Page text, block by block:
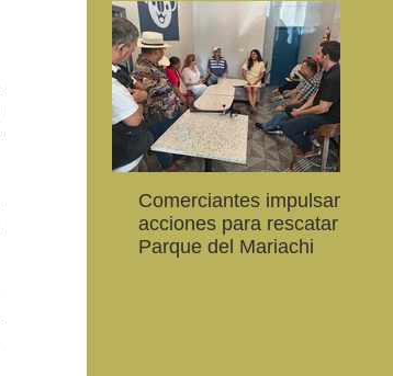
oferta
gratuito de
Convocan a niños, niñas
y jóvenes a crear la
conservación de la
Comerciantes impulsan
acciones para rescatar el
Parque del Mariachi